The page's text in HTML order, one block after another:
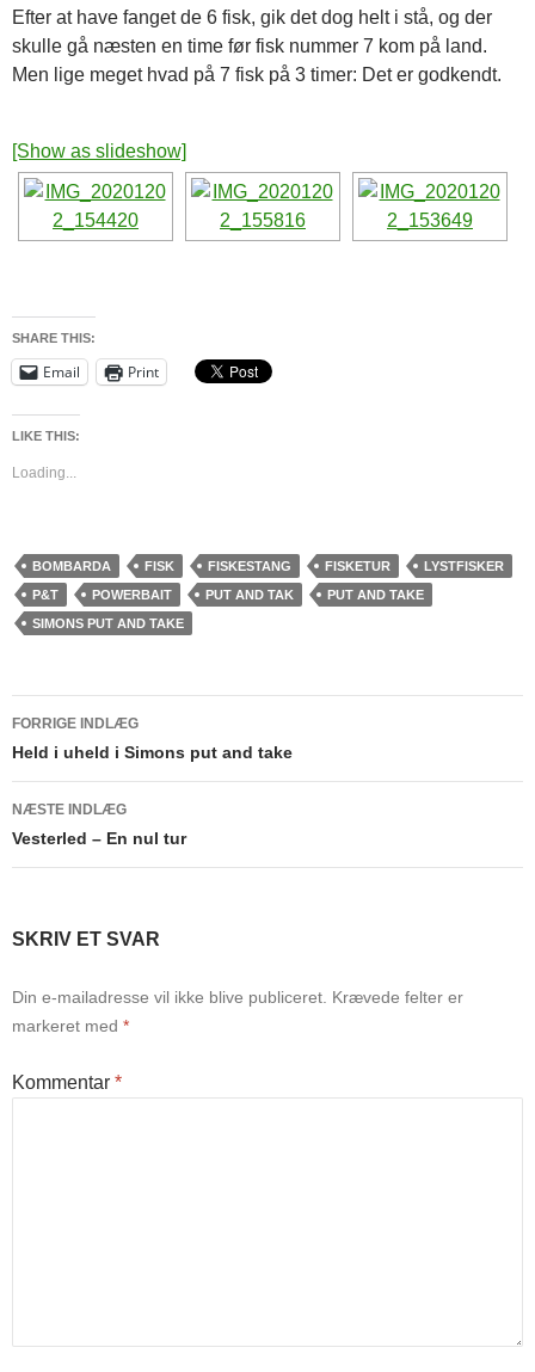
Efter at have fanget de 6 fisk, gik det dog helt i stå, og der
skulle gå næsten en time før fisk nummer 7 kom på land.
Men lige meget hvad på 7 fisk på 3 timer: Det er godkendt.
[Show as slideshow]
SHARE THIS:
Email Print
LIKE THIS:
Loading...
BOMBARDA FISK FISKESTANG FISKETUR
LYSTFISKER
P&T
POWERBAIT PUT AND TAK
PUT AND TAKE
SIMONS PUT AND TAKE
Indlægsnavigation
FORRIGE INDLÆG
Held i uheld i Simons put and take
NÆSTE INDLÆG
Vesterled – En nul tur
SKRIV ET SVAR
Din e-mailadresse vil ikke blive publiceret. Krævede felter er
markeret med *
Kommentar *